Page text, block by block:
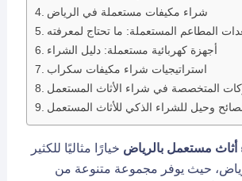
شراء مكيفات مستعملة في الرياض
المطاعم المستعملة: ما تحتاج لمعرفته
أجهزة كهربائية مستعملة: دليل الشراء
استراتيجيات شراء مكيفات سكراب
المتخصصة في شراء الأثاث المستعمل
وحيل للشراء الذكي للأثاث المستعمل
مستعمل بالرياض خيارًا مثاليًا للكثير
حيث يوفر مجموعة متنوعة من